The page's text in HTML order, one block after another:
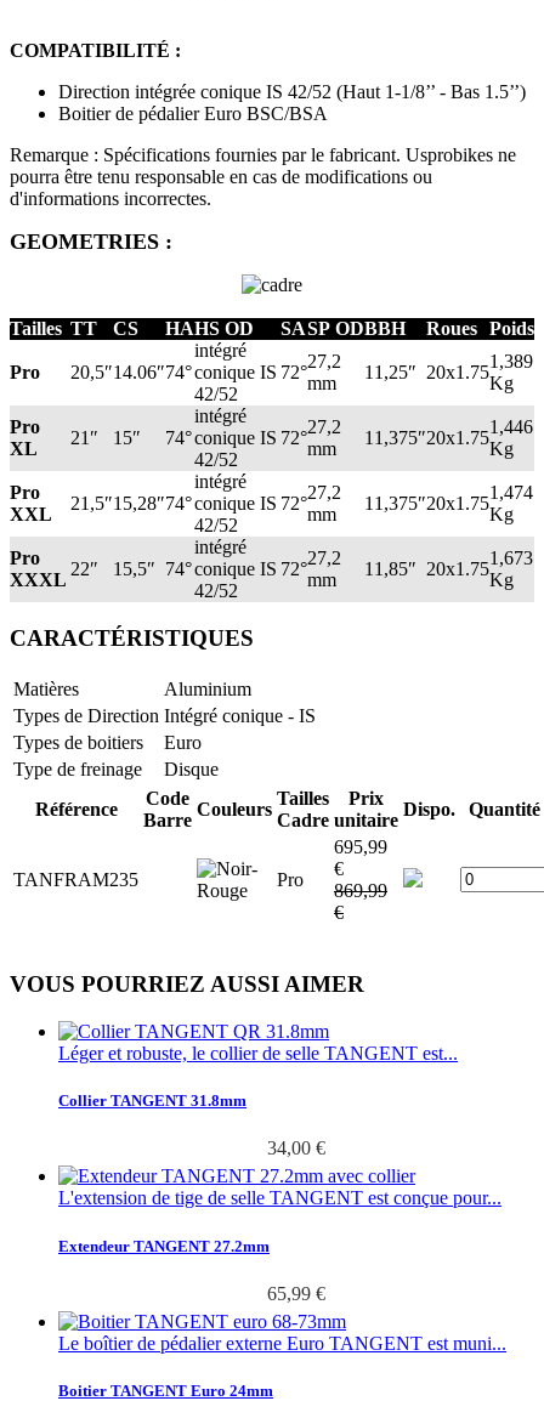
COMPATIBILITÉ :
Direction intégrée conique IS 42/52 (Haut 1-1/8’’ - Bas 1.5’’)
Boitier de pédalier Euro BSC/BSA
Remarque : Spécifications fournies par le fabricant. Usprobikes ne
pourra être tenu responsable en cas de modifications ou
d'informations incorrectes.
GEOMETRIES :
Tailles TT CS HAHS OD SASP ODBBH Roues Poids
Pro 20,5″14.06″74°
intégré
conique IS
42/52
72°
27,2
mm
11,25″ 20x1.75
1,389
Kg
Pro
XL
21″ 15″ 74°
intégré
conique IS
42/52
72°
27,2
mm
11,375″20x1.75
1,446
Kg
Pro
XXL
21,5″15,28″74°
intégré
conique IS
42/52
72°
27,2
mm
11,375″20x1.75
1,474
Kg
Pro
XXXL
22″ 15,5″ 74°
intégré
conique IS
42/52
72°
27,2
mm
11,85″ 20x1.75
1,673
Kg
CARACTÉRISTIQUES
Matières
Aluminium
Types de Direction Intégré conique - IS
Types de boitiers
Euro
Type de freinage
Disque
Référence
Code
Barre
Couleurs
Tailles
Cadre
Prix
unitaire
Dispo. Quantité
TANFRAM235 Pro
695,99
€
869,99
€
VOUS POURRIEZ AUSSI AIMER
Léger et robuste, le collier de selle TANGENT est...
Collier TANGENT 31.8mm
34,00 €
L'extension de tige de selle TANGENT est conçue pour...
Extendeur TANGENT 27.2mm
65,99 €
Le boîtier de pédalier externe Euro TANGENT est muni...
Boitier TANGENT Euro 24mm